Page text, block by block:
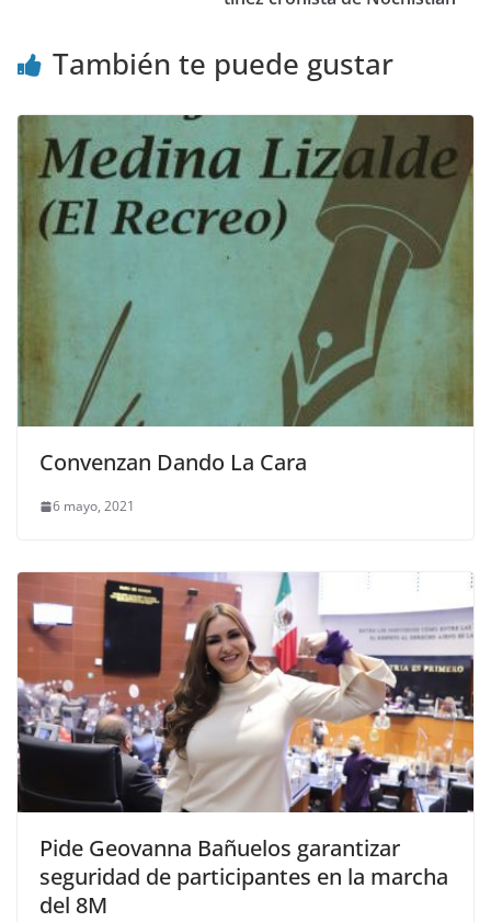
También te puede gustar
Convenzan Dando La Cara
6 mayo, 2021
Pide Geovanna Bañuelos garantizar
seguridad de participantes en la marcha
del 8M